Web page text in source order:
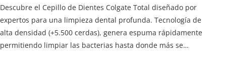
Descubre el Cepillo de Dientes Colgate Total diseñado por
expertos para una limpieza dental profunda. Tecnología de
alta densidad (+5.500 cerdas), genera espuma rápidamente
permitiendo limpiar las bacterias hasta donde más se